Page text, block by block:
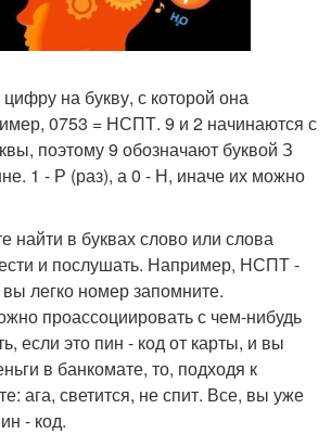
на букву, с которой она
0753 = НСПТ. 9 и 2 начинаются с
поэтому 9 обозначают буквой З
1 - Р (раз), а 0 - Н, иначе их можно
найти в буквах слово или слова
и послушать. Например, НСПТ -
легко номер запомните.
проассоциировать с чем-нибудь
если это пин - код от карты, и вы
в банкомате, то, подходя к
ага, светится, не спит. Все, вы уже
- код.